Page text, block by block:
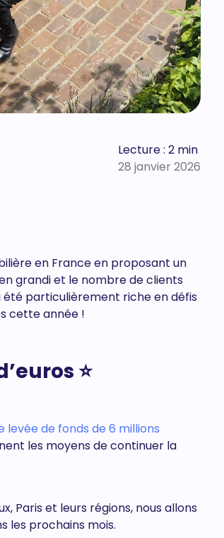
Lecture : 2 min
28 janvier 2026
en France en proposant un
grandi et le nombre de clients
été particulièrement riche en défis
cette année !
⭐
levée de fonds de 6 millions
les moyens de continuer la
Paris et leurs régions, nous allons
les prochains mois.